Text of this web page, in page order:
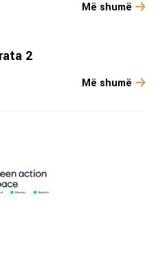
Më shumë
2
Më shumë